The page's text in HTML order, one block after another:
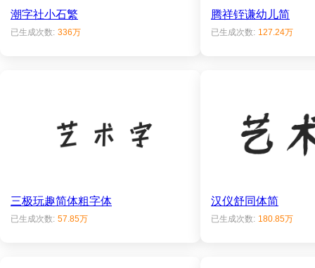
潮字社小石繁
已生成次数: 336万
腾祥铚谦幼儿简
已生成次数: 127.24万
三极玩趣简体粗字体
已生成次数: 57.85万
汉仪舒同体简
已生成次数: 180.85万